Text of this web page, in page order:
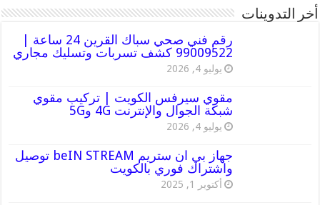
أخر التدوينات
رقم فني صحي سباك القرين 24 ساعة |
99009522 كشف تسربات وتسليك مجاري
يوليو 4, 2026
مقوي سيرفس الكويت | تركيب مقوي
شبكة الجوال والإنترنت 4G و5G
يوليو 4, 2026
جهاز بي ان ستريم beIN STREAM توصيل
واشتراك فوري بالكويت
أكتوبر 1, 2025